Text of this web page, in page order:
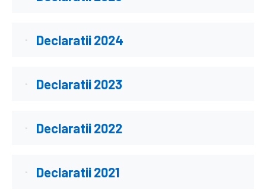
Declaratii 2024
Declaratii 2023
Declaratii 2022
Declaratii 2021